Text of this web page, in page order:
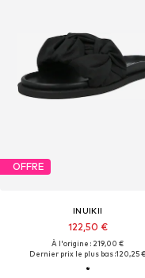
OFFRE
INUIKII
122,50 €
À l'origine : 219,00 €
Dernier prix le plus bas :120,25 €